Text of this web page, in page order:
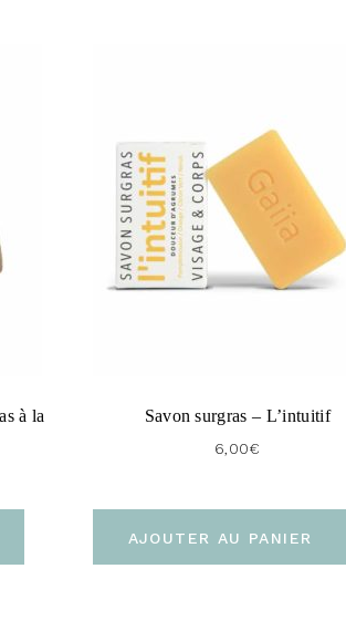
à la
Savon surgras – L’intuitif
6,00€
AJOUTER AU PANIER